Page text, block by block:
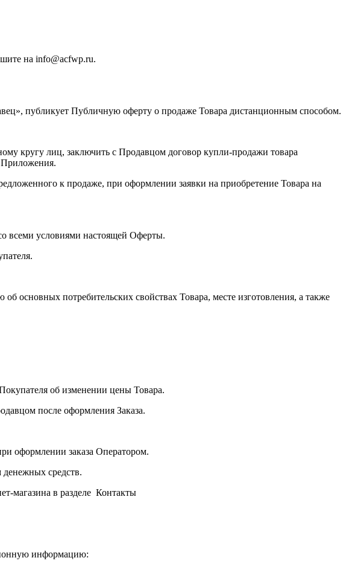
на info@acfwp.ru.
публикует Публичную оферту о продаже Товара дистанционным способом.
кругу лиц, заключить с Продавцом договор купли-продажи товара
Приложения.
к продаже, при оформлении заявки на приобретение Товара на
всеми условиями настоящей Оферты.
потребительских свойствах Товара, месте изготовления, а также
об изменении цены Товара.
после оформления Заказа.
оформлении заказа Оператором.
денежных средств.
магазина в разделе Контакты
информацию: